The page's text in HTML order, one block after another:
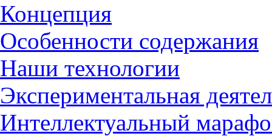
Концепция
Особенности содержания
Наши технологии
Экспериментальная
Интеллектуальный